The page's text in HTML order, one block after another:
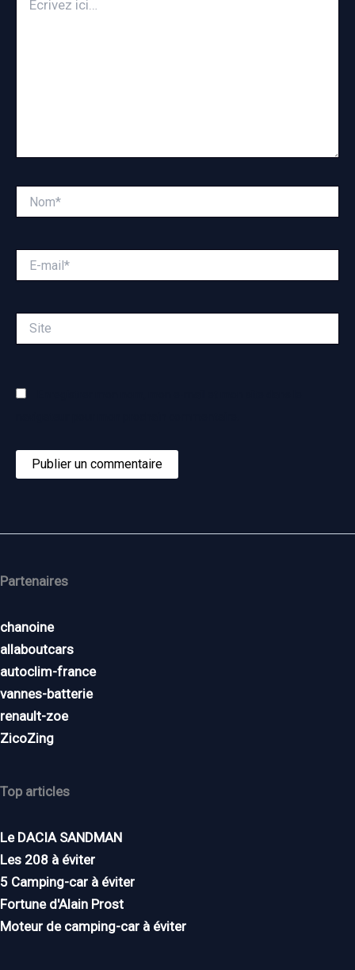
ici…
mail*
Partenaires
chanoine
allaboutcars
autoclim-france
vannes-batterie
renault-zoe
ZicoZing
Top articles
Le DACIA SANDMAN
Les 208 à éviter
5 Camping-car à éviter
Fortune d'Alain Prost
Moteur de camping-car à éviter